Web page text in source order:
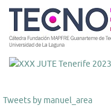
Tweets by manuel_area